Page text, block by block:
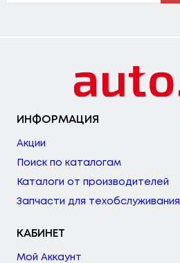
ИНФОРМАЦИЯ
Акции
Поиск по каталогам
Каталоги от производителей
Запчасти для техобслуживания
КАБИНЕТ
Мой Аккаунт